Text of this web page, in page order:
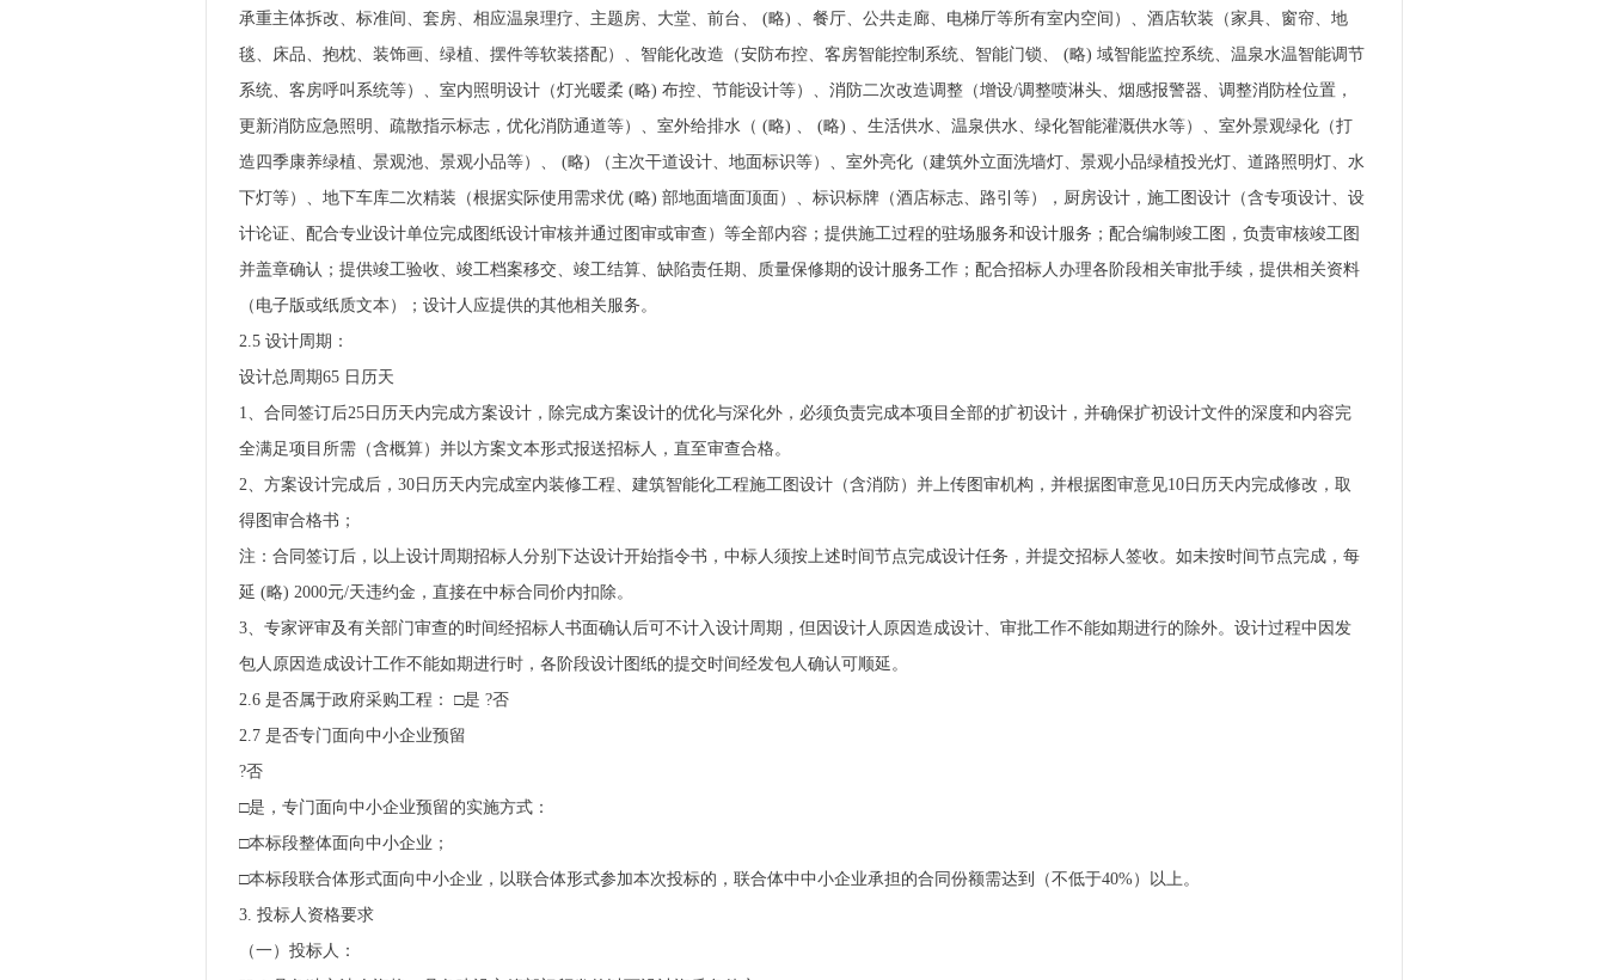
承重主体拆改、标准间、套房、相应温泉理疗、主题房、大堂、前台、 (略) 、餐厅、公共走廊、电梯厅等所有室内空间）、酒店软装（家具、窗帘、地
毯、床品、抱枕、装饰画、绿植、摆件等软装搭配）、智能化改造（安防布控、客房智能控制系统、智能门锁、 (略) 域智能监控系统、温泉水温智能调节
系统、客房呼叫系统等）、室内照明设计（灯光暖柔 (略) 布控、节能设计等）、消防二次改造调整（增设/调整喷淋头、烟感报警器、调整消防栓位置，
更新消防应急照明、疏散指示标志，优化消防通道等）、室外给排水（ (略) 、 (略) 、生活供水、温泉供水、绿化智能灌溉供水等）、室外景观绿化（打
造四季康养绿植、景观池、景观小品等）、 (略) （主次干道设计、地面标识等）、室外亮化（建筑外立面洗墙灯、景观小品绿植投光灯、道路照明灯、水
下灯等）、地下车库二次精装（根据实际使用需求优 (略) 部地面墙面顶面）、标识标牌（酒店标志、路引等），厨房设计，施工图设计（含专项设计、设
计论证、配合专业设计单位完成图纸设计审核并通过图审或审查）等全部内容；提供施工过程的驻场服务和设计服务；配合编制竣工图，负责审核竣工图
并盖章确认；提供竣工验收、竣工档案移交、竣工结算、缺陷责任期、质量保修期的设计服务工作；配合招标人办理各阶段相关审批手续，提供相关资料
（电子版或纸质文本）；设计人应提供的其他相关服务。
2.5 设计周期：
设计总周期65 日历天
1、合同签订后25日历天内完成方案设计，除完成方案设计的优化与深化外，必须负责完成本项目全部的扩初设计，并确保扩初设计文件的深度和内容完
全满足项目所需（含概算）并以方案文本形式报送招标人，直至审查合格。
2、方案设计完成后，30日历天内完成室内装修工程、建筑智能化工程施工图设计（含消防）并上传图审机构，并根据图审意见10日历天内完成修改，取
得图审合格书；
注：合同签订后，以上设计周期招标人分别下达设计开始指令书，中标人须按上述时间节点完成设计任务，并提交招标人签收。如未按时间节点完成，每
延 (略) 2000元/天违约金，直接在中标合同价内扣除。
3、专家评审及有关部门审查的时间经招标人书面确认后可不计入设计周期，但因设计人原因造成设计、审批工作不能如期进行的除外。设计过程中因发
包人原因造成设计工作不能如期进行时，各阶段设计图纸的提交时间经发包人确认可顺延。
2.6 是否属于政府采购工程： □是 ?否
2.7 是否专门面向中小企业预留
?否
□是，专门面向中小企业预留的实施方式：
□本标段整体面向中小企业；
□本标段联合体形式面向中小企业，以联合体形式参加本次投标的，联合体中中小企业承担的合同份额需达到
（不低于40%）
以上。
3. 投标人资格要求
（一）投标人：